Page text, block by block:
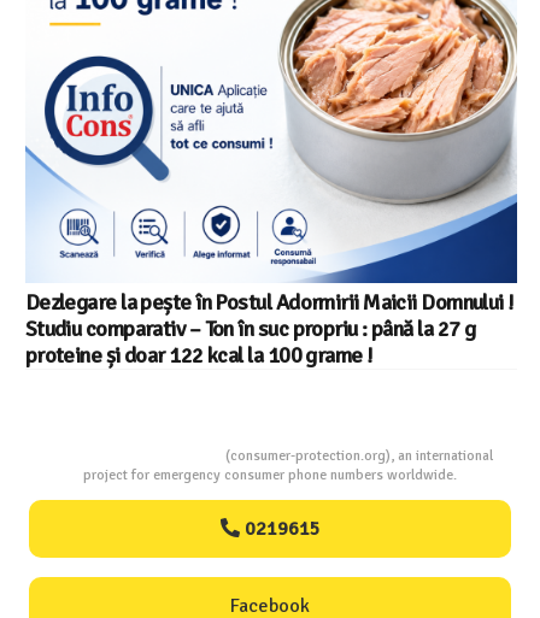
Salariul minim in Europa in 2026 – Romania pe locul 20
din 22 in UE
(consumer-protection.org), an international
project for emergency consumer phone numbers worldwide.
0219615
Facebook